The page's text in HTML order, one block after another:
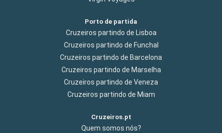
Porto de partida
Cruzeiros partindo de Lisboa
Cruzeiros partindo de Funchal
Cruzeiros partindo de Barcelona
Cruzeiros partindo de Marselha
Cruzeiros partindo de Veneza
Cruzeiros partindo de Miam
Cruzeiros.pt
Quem somos nós?